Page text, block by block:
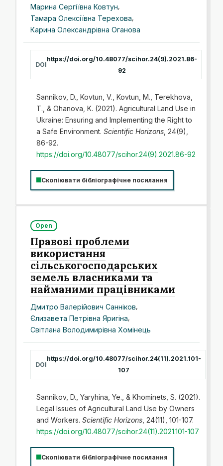
Марина Сергіївна Ковтун,
Тамара Олексіївна Терехова,
Карина Олександрівна Оганова
DOI
https://doi.org/10.48077/scihor.24(9).2021.86-
92
Sannikov, D., Kovtun, V., Kovtun, M., Terekhova,
T., & Ohanova, K. (2021). Agricultural Land Use in
Ukraine: Ensuring and Implementing the Right to
a Safe Environment. Scientific Horizons, 24(9),
86-92.
https://doi.org/10.48077/scihor.24(9).2021.86-92
Скопіювати бібліографічне посилання
Open
Правові проблеми
використання
сільськогосподарських
земель власниками та
найманими працівниками
Дмитро Валерійович Санніков,
Єлизавета Петрівна Яригіна,
Світлана Володимирівна Хомінець
DOI
https://doi.org/10.48077/scihor.24(11).2021.101-
107
Sannikov, D., Yaryhina, Ye., & Khominets, S. (2021).
Legal Issues of Agricultural Land Use by Owners
and Workers. Scientific Horizons, 24(11), 101-107.
https://doi.org/10.48077/scihor.24(11).2021.101-107
Скопіювати бібліографічне посилання